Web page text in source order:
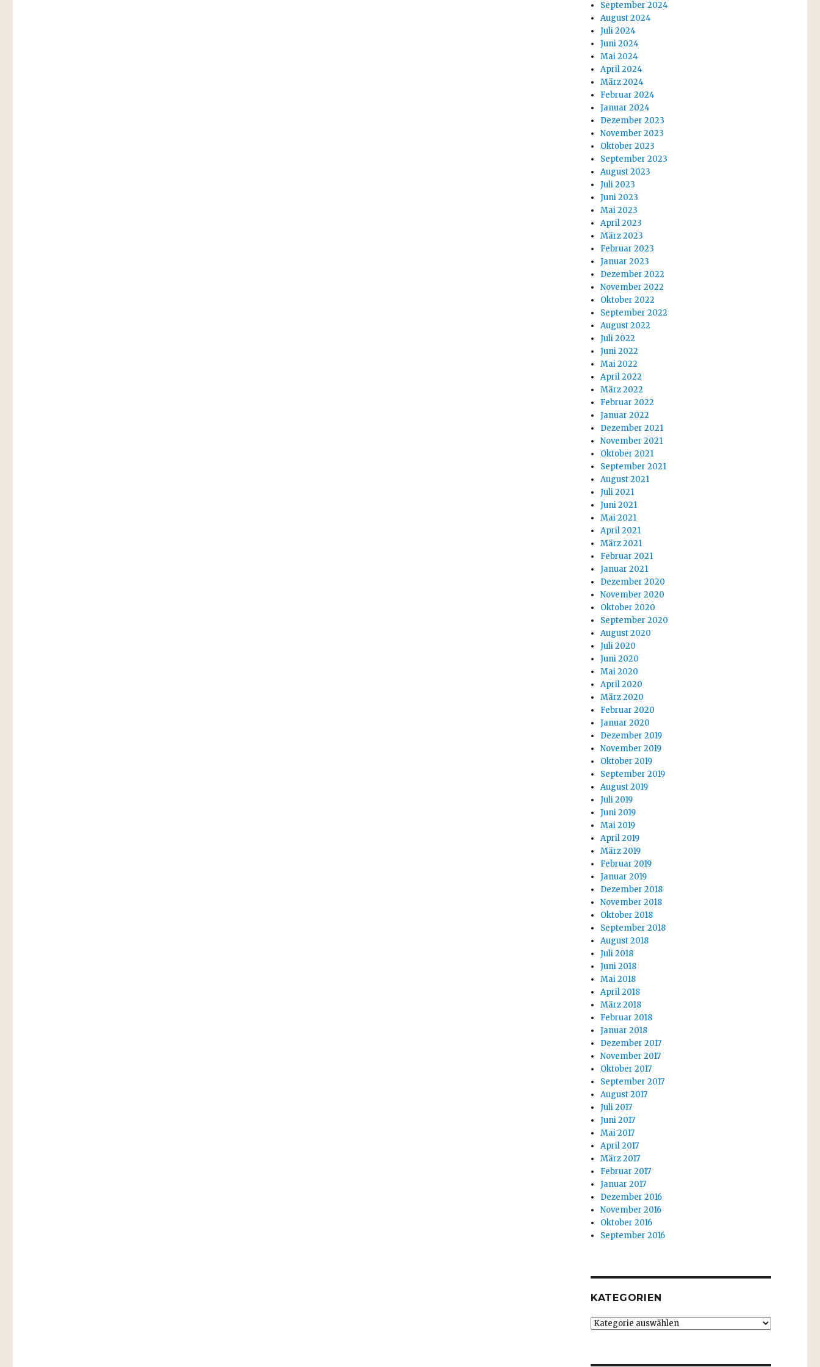
September 2024
August 2024
Juli 2024
Juni 2024
Mai 2024
April 2024
März 2024
Februar 2024
Januar 2024
Dezember 2023
November 2023
Oktober 2023
September 2023
August 2023
Juli 2023
Juni 2023
Mai 2023
April 2023
März 2023
Februar 2023
Januar 2023
Dezember 2022
November 2022
Oktober 2022
September 2022
August 2022
Juli 2022
Juni 2022
Mai 2022
April 2022
März 2022
Februar 2022
Januar 2022
Dezember 2021
November 2021
Oktober 2021
September 2021
August 2021
Juli 2021
Juni 2021
Mai 2021
April 2021
März 2021
Februar 2021
Januar 2021
Dezember 2020
November 2020
Oktober 2020
September 2020
August 2020
Juli 2020
Juni 2020
Mai 2020
April 2020
März 2020
Februar 2020
Januar 2020
Dezember 2019
November 2019
Oktober 2019
September 2019
August 2019
Juli 2019
Juni 2019
Mai 2019
April 2019
März 2019
Februar 2019
Januar 2019
Dezember 2018
November 2018
Oktober 2018
September 2018
August 2018
Juli 2018
Juni 2018
Mai 2018
April 2018
März 2018
Februar 2018
Januar 2018
Dezember 2017
November 2017
Oktober 2017
September 2017
August 2017
Juli 2017
Juni 2017
Mai 2017
April 2017
März 2017
Februar 2017
Januar 2017
Dezember 2016
November 2016
Oktober 2016
September 2016
KATEGORIEN
Kategorien